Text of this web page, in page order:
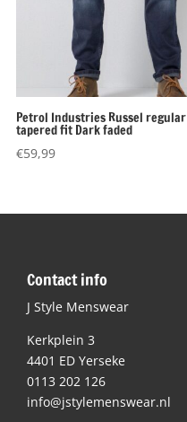
Petrol Industries Russel regular
tapered fit Dark faded
€59,99
Contact info
J Style Menswear
Kerkplein 3
4401 ED Yerseke
0113 202 126
info@jstylemenswear.nl